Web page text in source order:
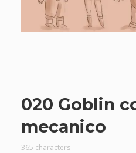
020 Goblin
mecanico
365 characters